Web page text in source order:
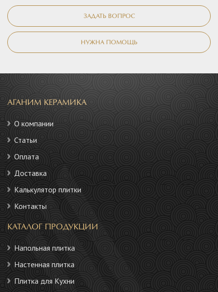
ЗАДАТЬ ВОПРОС
НУЖНА ПОМОЩЬ
АГАНИМ КЕРАМИКА
О компании
Статьи
Оплата
Доставка
Калькулятор плитки
Контакты
КАТАЛОГ ПРОДУКЦИИ
Напольная плитка
Настенная плитка
Плитка для Кухни